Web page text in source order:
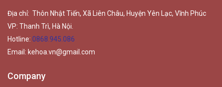
Địa chỉ: Thôn Nhật Tiến, Xã Liên Châu, Huyện Yên Lạc, Vĩnh Phúc
VP: Thanh Trì, Hà Nội.
Hotline: 0868.945.086
Email: kehoa.vn@gmail.com
Company